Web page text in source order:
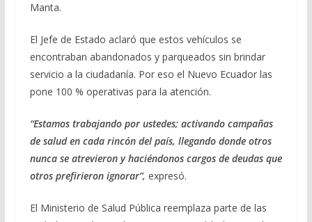
Manta.
El Jefe de Estado aclaró que estos vehículos se
encontraban abandonados y parqueados sin brindar
servicio a la ciudadanía. Por eso el Nuevo Ecuador las
pone 100 % operativas para la atención.
“Estamos trabajando por ustedes; activando campañas
de salud en cada rincón del país, llegando donde otros
nunca se atrevieron y haciéndonos cargos de deudas que
otros prefirieron ignorar”, expresó.
El Ministerio de Salud Pública reemplaza parte de las